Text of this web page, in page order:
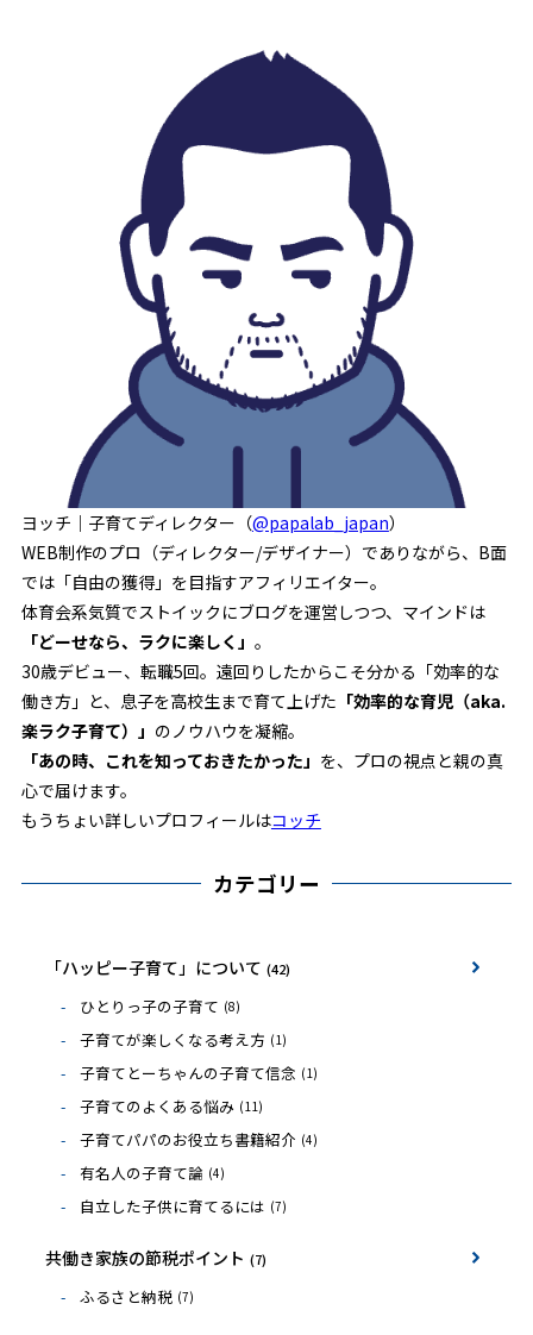
ヨッチ｜子育てディレクター（@papalab_japan）
WEB制作のプロ（ディレクター/デザイナー）でありながら、B面
では「自由の獲得」を目指すアフィリエイター。
体育会系気質でストイックにブログを運営しつつ、マインドは
「どーせなら、ラクに楽しく」 。
30歳デビュー、転職5回。遠回りしたからこそ分かる「効率的な
働き方」と、息子を高校生まで育て上げた 「効率的な育児（aka.
楽ラク子育て）」 のノウハウを凝縮。
「あの時、これを知っておきたかった」 を、プロの視点と親の真
心で届けます。
もうちょい詳しいプロフィールはコッチ
カテゴリー
「ハッピー子育て」について (42)
ひとりっ子の子育て (8)
子育てが楽しくなる考え方 (1)
子育てとーちゃんの子育て信念 (1)
子育てのよくある悩み (11)
子育てパパのお役立ち書籍紹介 (4)
有名人の子育て論 (4)
自立した子供に育てるには (7)
共働き家族の節税ポイント (7)
ふるさと納税 (7)